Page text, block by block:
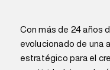
Con más de 24 años
evolucionado de una
estratégico para el